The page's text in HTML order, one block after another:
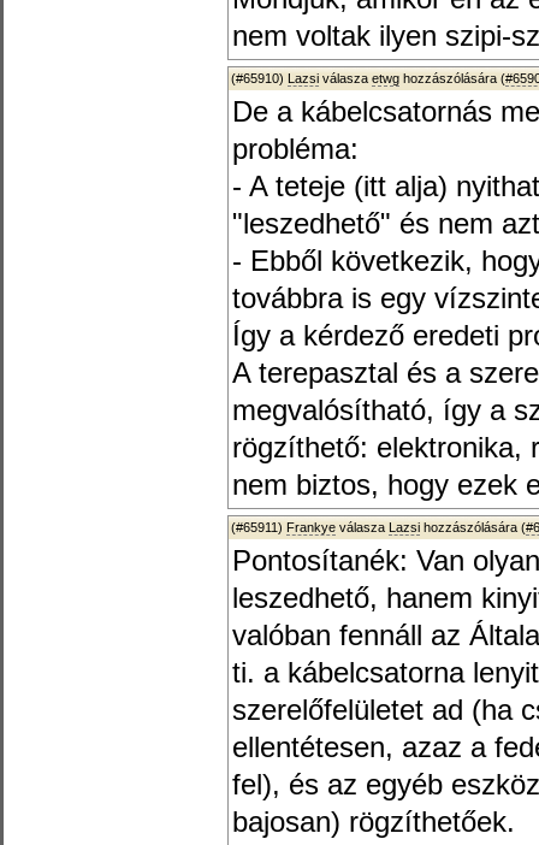
nem voltak ilyen szipi-
(#65910) Lazsi válasza etwg hozzászólására (
De a kábelcsatornás
probléma:
- A teteje (itt alja)
"leszedhető" és nem
- Ebből következik,
továbbra is egy
Így a kérdező eredeti
A terepasztal és a
megvalósítható, így a
rögzíthető: elektronika,
nem biztos, hogy ezek
(#65911) Frankye válasza Lazsi hozzászólására (
Pontosítanék: Van
leszedhető, hanem
valóban fennáll az
ti. a kábelcsatorna
szerelőfelületet ad (ha
ellentétesen, azaz a
fel), és az egyéb
bajosan) rögzíthetőek.